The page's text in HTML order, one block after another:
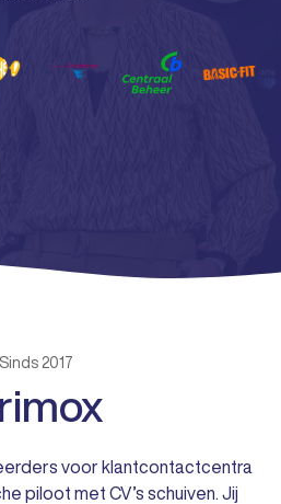
Sinds 2017
voor klantcontactcentra
piloot met CV’s schuiven. Jij